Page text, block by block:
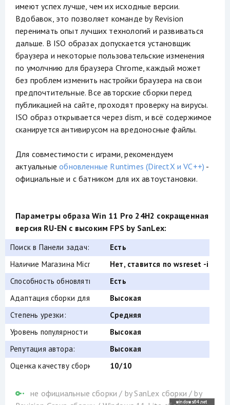
имеют успех лучше, чем их исходные версии.
Вдобавок, это позволяет команде by Revision
перенимать опыт лучших технологий и развиваться
дальше. В ISO образах допускается установщик
браузера и некоторые пользовательские изменения
по умолчнию для браузера Chrome, каждый может
без проблем изменить настройки браузера на свои
предпочтительные. Все авторские сборки перед
публикацией на сайте, проходят проверку на вирусы.
ISO образ открывается через dism, и всё содержимое
сканируется антивирусом на вредоносные файлы.
Для совместимости с играми, рекомендуем
актуальныеобновленные Runtimes (DirectX и VC++) -
официальные и с батником для их автоустановки.
Параметры образа Win 11 Pro 24H2 сокращенная
версия RU-EN с высоким FPS by SanLex:
Поиск в Панели задач:
Есть
Наличие Магазина Microsoft Store:Нет, ставится по wsreset -i
Способность обновляться (по Windows Update) :
Есть
Адаптация сборки для игр:
Высокая
Степень урезки:
Средняя
Уровень популярности по скачиваниям:
Высокая
Репутация автора:
Высокая
Оценка качеству сборки (от windows64.net):
10/10
не официальные сборки / by SanLex сборки /by